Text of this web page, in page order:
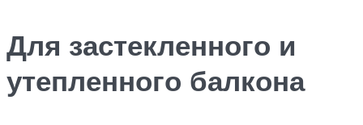
Для застекленного и
утепленного балкона